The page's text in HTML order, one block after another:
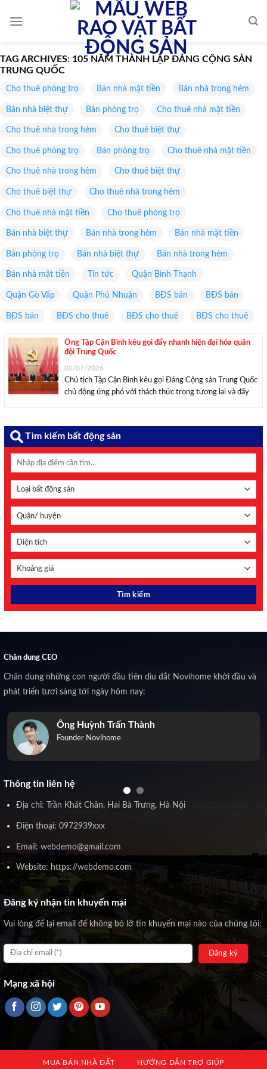
TAG ARCHIVES: 105 NĂM THÀNH LẬP ĐẢNG CỘNG SẢN
TRUNG QUỐC
Cho thuê phòng trọ Bán nhà mặt tiền Bán nhà trong hẻm
Bán nhà biệt thự Bán phòng trọ Cho thuê nhà mặt tiền
Cho thuê nhà trong hẻm Cho thuê biệt thự
Cho thuê phòng trọ Bán phòng trọ Cho thuê nhà mặt tiền
Cho thuê nhà trong hẻm Cho thuê biệt thự
Cho thuê biệt thự Cho thuê nhà trong hẻm
Cho thuê nhà mặt tiền Cho thuê phòng trọ
Bán nhà biệt thự Bán nhà trong hẻm Bán nhà mặt tiền
Bán phòng trọ Bán nhà biệt thự Bán nhà trong hẻm
Bán nhà mặt tiền Tin tức Quận Bình Thạnh
Quận Gò Vấp Quận Phú Nhuận BĐS bán BĐS bán
BĐS bán BĐS cho thuê BĐS cho thuê BĐS cho thuê
Ông Tập Cận Bình kêu gọi đẩy nhanh hiện đại hóa quân
đội Trung Quốc
02/07/2026
Chủ tịch Tập Cận Bình kêu gọi Đảng Cộng sản Trung Quốc
chủ động ứng phó với thách thức trong tương lai và đẩy
Tìm kiếm bất động sản
Chân dung CEO
Chân dung những con người đầu tiên dìu dắt Novihome khởi đầu và
phát triển tươi sáng tới ngày hôm nay:
Ông Huỳnh Trấn Thành
Founder Novihome
Thông tin liên hệ
Địa chỉ: Trần Khát Chân, Hai Bà Trưng, Hà Nội
Điện thoại: 0972939xxx
Email: webdemo@gmail.com
Website: https://webdemo.com
Đăng ký nhận tin khuyến mại
Vui lòng để lại email để không bỏ lỡ tin khuyến mại nào của chúng tôi:
Mạng xã hội
MUA BÁN NHÀ ĐẤT HƯỚNG DẪN TRỢ GIÚP